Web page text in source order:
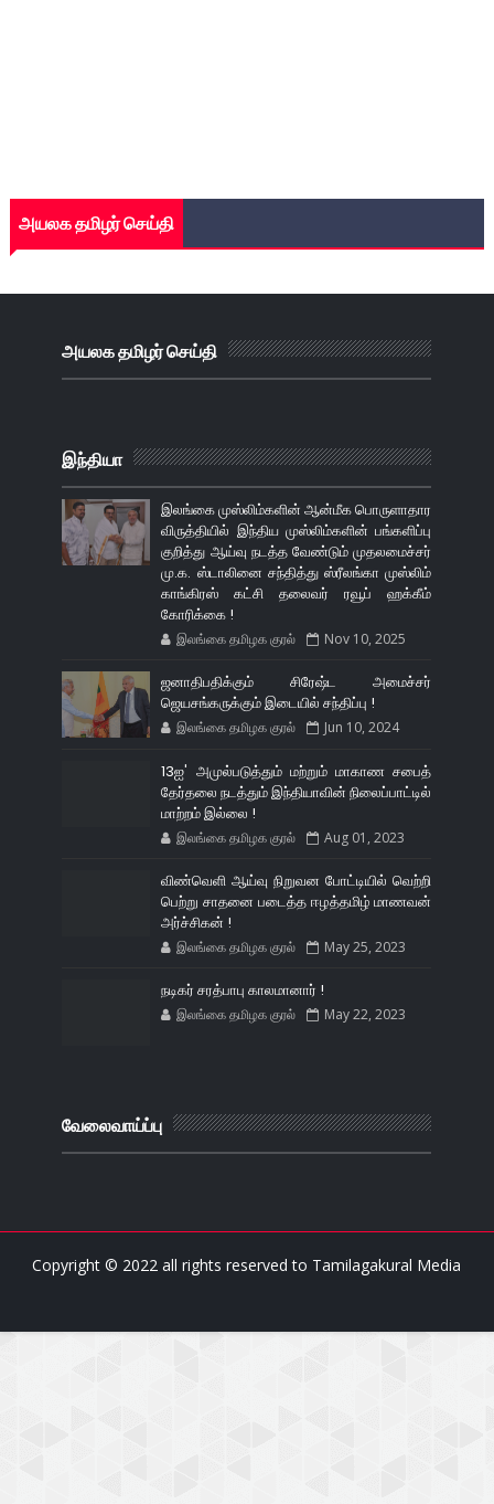
அயலக தமிழர் செய்தி
அயலக தமிழர் செய்தி
இந்தியா
இலங்கை முஸ்லிம்களின் ஆன்மீக பொருளாதார
விருத்தியில் இந்திய முஸ்லிம்களின் பங்களிப்பு
குறித்து ஆய்வு நடத்த வேண்டும் முதலமைச்சர்
மு.க. ஸ்டாலினை சந்தித்து ஸ்ரீலங்கா முஸ்லிம்
காங்கிரஸ் கட்சி தலைவர் ரவூப் ஹக்கீம்
கோரிக்கை !
இலங்கை தமிழக குரல் Nov 10, 2025
ஜனாதிபதிக்கும் சிரேஷ்ட அமைச்சர்
ஜெயசங்கருக்கும் இடையில் சந்திப்பு !
இலங்கை தமிழக குரல் Jun 10, 2024
13ஐ' அமுல்படுத்தும் மற்றும் மாகாண சபைத்
தேர்தலை நடத்தும் இந்தியாவின் நிலைப்பாட்டில்
மாற்றம் இல்லை !
இலங்கை தமிழக குரல் Aug 01, 2023
விண்வெளி ஆய்வு நிறுவன போட்டியில் வெற்றி
பெற்று சாதனை படைத்த ஈழத்தமிழ் மாணவன்
அர்ச்சிகன் !
இலங்கை தமிழக குரல் May 25, 2023
நடிகர் சரத்பாபு காலமானார் !
இலங்கை தமிழக குரல் May 22, 2023
வேலைவாய்ப்பு
Copyright © 2022 all rights reserved to Tamilagakural Media